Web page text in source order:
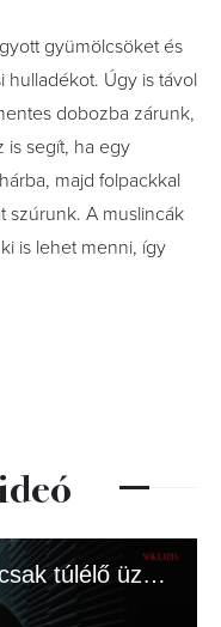
gyümölcsöket és
hulladékot. Úgy is távol
dobozba zárunk,
is segít, ha egy
majd folpackkal
szúrunk. A muslincák
is lehet menni, így
8 figyelmeztető jel, hogy csak túlélő üzemmódban élsz